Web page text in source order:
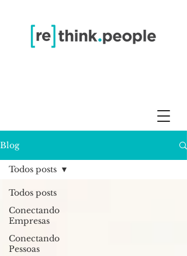
Blog
Todos posts
Conectando
Empresas
Conectando
Pessoas
Todos posts